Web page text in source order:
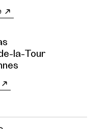
la-Tour